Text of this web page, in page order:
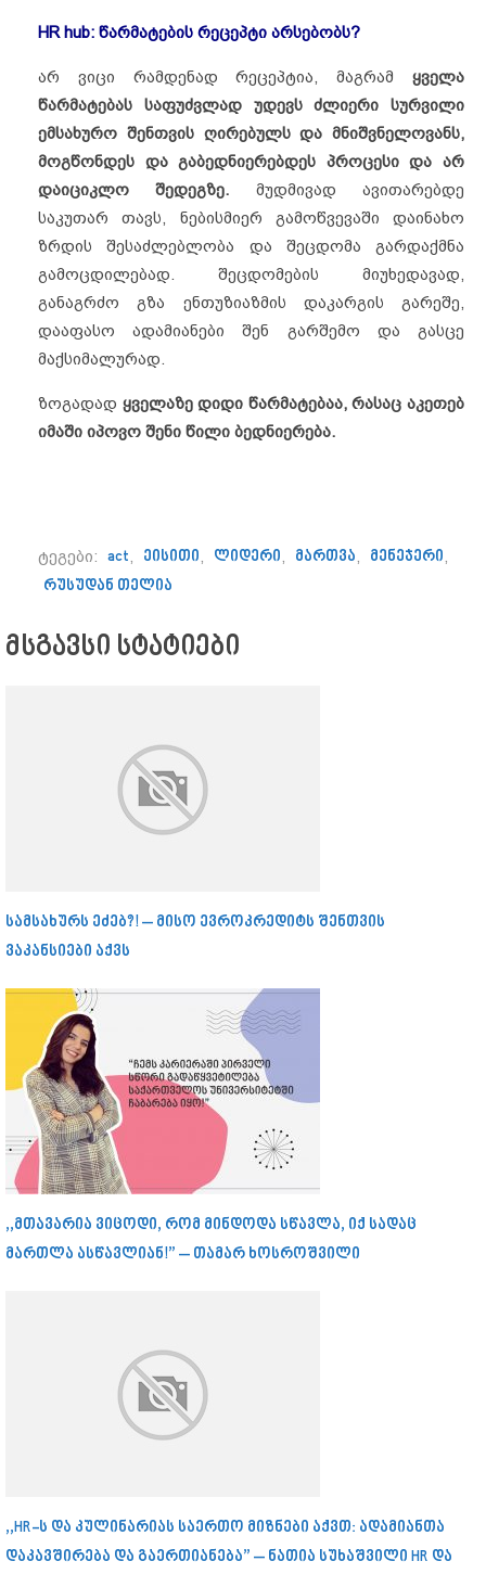
HR hub: წარმატების რეცეპტი არსებობს?
არ ვიცი რამდენად რეცეპტია, მაგრამ ყველა
წარმატებას საფუძვლად უდევს ძლიერი სურვილი
ემსახურო შენთვის ღირებულს და მნიშვნელოვანს,
მოგწონდეს და გაბედნიერებდეს პროცესი და არ
დაიციკლო შედეგზე. მუდმივად ავითარებდე
საკუთარ თავს, ნებისმიერ გამოწვევაში დაინახო
ზრდის შესაძლებლობა და შეცდომა გარდაქმნა
გამოცდილებად. შეცდომების მიუხედავად,
განაგრძო გზა ენთუზიაზმის დაკარგის გარეშე,
დააფასო ადამიანები შენ გარშემო და გასცე
მაქსიმალურად.
ზოგადად ყველაზე დიდი წარმატებაა, რასაც აკეთებ
იმაში იპოვო შენი წილი ბედნიერება.
ტეგები: act ეისითი ლიდერი მართვა მენეჯერი
რუსუდან თელია
მსგავსი სტატიები
სამსახურს ეძებ?! – მისო ევროკრედიტს შენთვის
ვაკანსიები აქვს
,,მთავარია ვიცოდი, რომ მინდოდა სწავლა, იქ სადაც
მართლა ასწავლიან!” – თამარ ხოსროშვილი
,,HR-ს და კულინარიას საერთო მიზნები აქვთ: ადამიანთა
დაკავშირება და გაერთიანება” – ნათია სუხაშვილი HR და